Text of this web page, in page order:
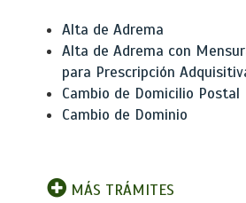
Alta de Adrema
Alta de Adrema con
para Prescripción
Cambio de Domicilio Postal
Cambio de Dominio
MÁS TRÁMITES